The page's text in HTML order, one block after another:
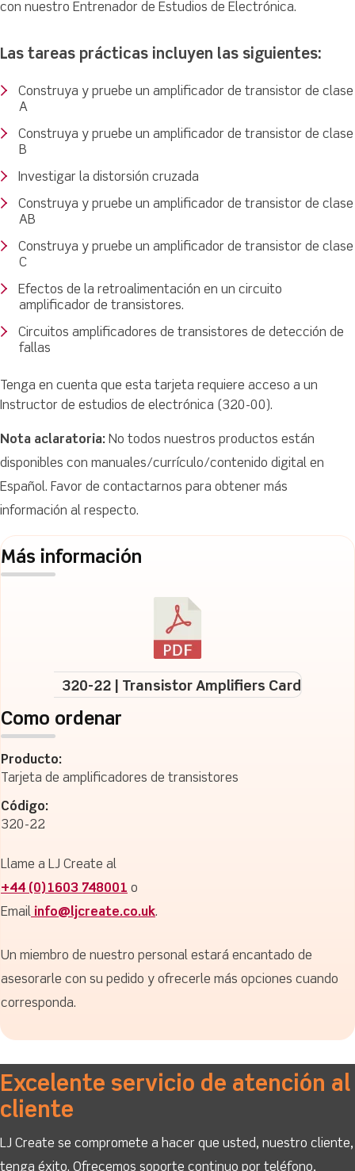
con nuestro Entrenador de Estudios de Electrónica.
Las tareas prácticas incluyen las siguientes:
Construya y pruebe un amplificador de transistor de clase
A
Construya y pruebe un amplificador de transistor de clase
B
Investigar la distorsión cruzada
Construya y pruebe un amplificador de transistor de clase
AB
Construya y pruebe un amplificador de transistor de clase
C
Efectos de la retroalimentación en un circuito
amplificador de transistores.
Circuitos amplificadores de transistores de detección de
fallas
Tenga en cuenta que esta tarjeta requiere acceso a un
Instructor de estudios de electrónica (320-00).
Nota aclaratoria: No todos nuestros productos están
disponibles con manuales/currículo/contenido digital en
Español. Favor de contactarnos para obtener más
información al respecto.
Más información
320-22 | Transistor Amplifiers Card
Como ordenar
Producto:
Tarjeta de amplificadores de transistores
Código:
320-22
Llame a LJ Create al
+44 (0)1603 748001 o
Email info@ljcreate.co.uk.
Un miembro de nuestro personal estará encantado de
asesorarle con su pedido y ofrecerle más opciones cuando
corresponda.
Excelente servicio de atención al
cliente
LJ Create se compromete a hacer que usted, nuestro cliente,
tenga éxito. Ofrecemos soporte continuo por teléfono,